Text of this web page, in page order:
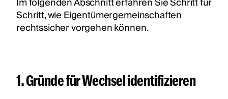
Schritt, wie Eigentümergemeinschaften
rechtssicher vorgehen können.
1. Gründe für Wechsel identifizieren